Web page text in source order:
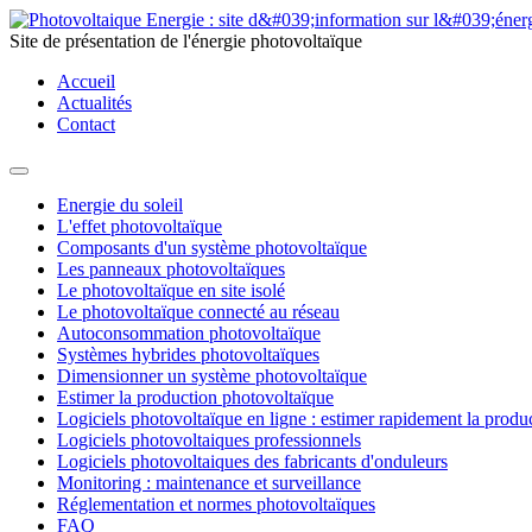
Site de présentation de l'énergie photovoltaïque
Accueil
Actualités
Contact
Energie du soleil
L'effet photovoltaïque
Composants d'un système photovoltaïque
Les panneaux photovoltaïques
Le photovoltaïque en site isolé
Le photovoltaïque connecté au réseau
Autoconsommation photovoltaïque
Systèmes hybrides photovoltaïques
Dimensionner un système photovoltaïque
Estimer la production photovoltaïque
Logiciels photovoltaïque en ligne : estimer rapidement la
Logiciels photovoltaiques professionnels
Logiciels photovoltaiques des fabricants d'onduleurs
Monitoring : maintenance et surveillance
Réglementation et normes photovoltaïques
FAQ